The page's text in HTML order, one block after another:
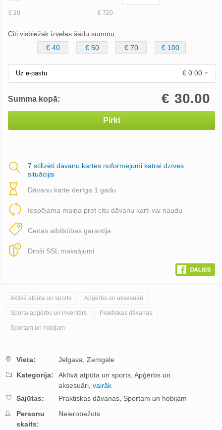
Citi visbiežāk izvēlas šādu summu:
€ 40
€ 50 € 70 € 100
Uz e-pastu € 0.00
Summa kopā: 30.00
€
Pirkt
7 stilizēti dāvanu kartes noformējumi katrai dzīves
situācijai
Dāvanu karte derīga 1 gadu
Iespējama maiņa pret citu dāvanu karti vai naudu
Cenas atbilstības garantija
Droši SSL maksājumi
Aktīvā atpūta un sports Apģērbs un aksesuāri
Sporta apģērbs un inventārs Praktiskas dāvanas
Sportam un hobijam
Vieta: Jelgava, Zemgale
Kategorija:
Aktīvā atpūta un sports, Apģērbs un
aksesuāri, vairāk
Sajūtas:
Praktiskas dāvanas, Sportam un hobijam
Personu
skaits:
Neierobežots